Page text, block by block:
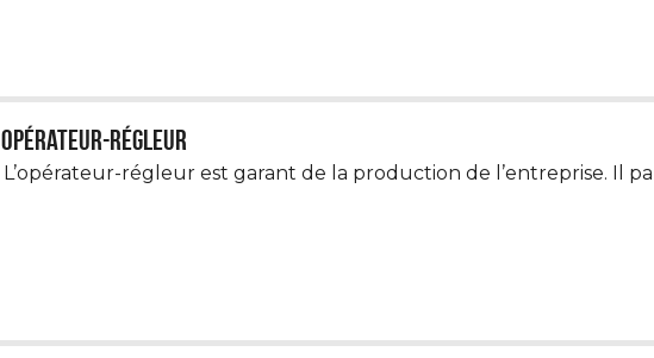
Opérateur-régleur
L’opérateur-régleur est garant de la production de l’entreprise. Il